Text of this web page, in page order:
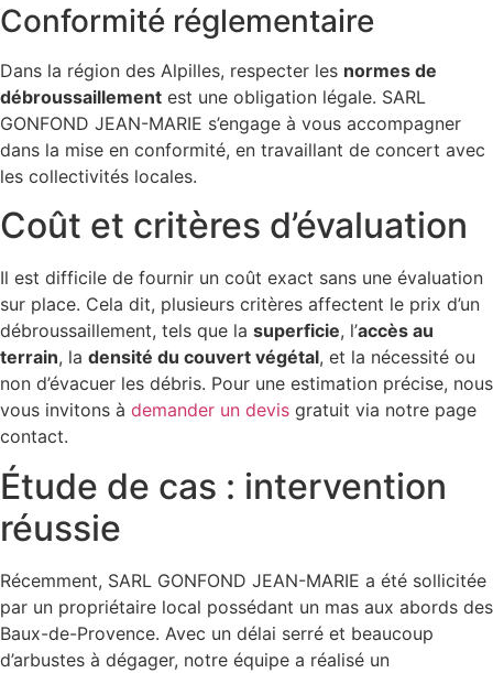
Conformité réglementaire
Dans la région des Alpilles, respecter les normes de
débroussaillement est une obligation légale. SARL
GONFOND JEAN-MARIE s’engage à vous accompagner
dans la mise en conformité, en travaillant de concert avec
les collectivités locales.
Coût et critères d’évaluation
Il est difficile de fournir un coût exact sans une évaluation
sur place. Cela dit, plusieurs critères affectent le prix d’un
débroussaillement, tels que la superficie, l’accès au
terrain, la densité du couvert végétal, et la nécessité ou
non d’évacuer les débris. Pour une estimation précise, nous
vous invitons à demander un devis gratuit via notre page
contact.
Étude de cas : intervention
réussie
Récemment, SARL GONFOND JEAN-MARIE a été sollicitée
par un propriétaire local possédant un mas aux abords des
Baux-de-Provence. Avec un délai serré et beaucoup
d’arbustes à dégager, notre équipe a réalisé un